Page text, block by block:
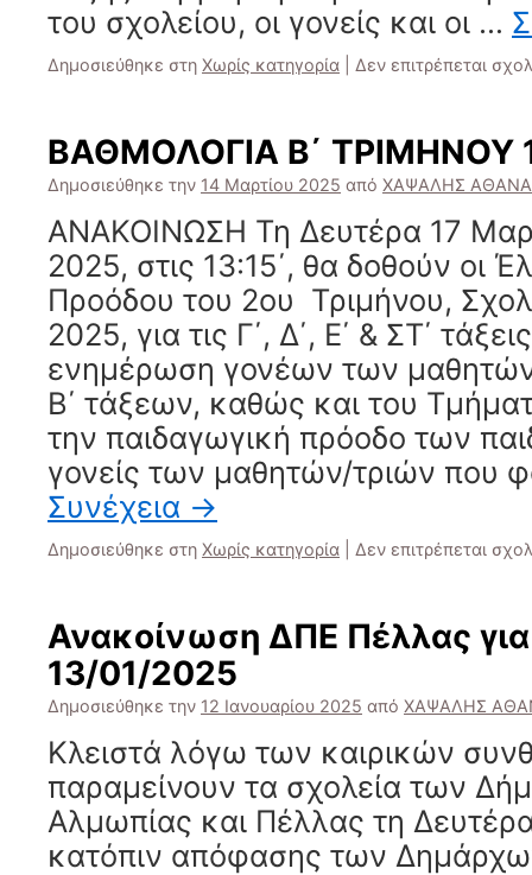
του σχολείου, οι γονείς και οι …
Δημοσιεύθηκε στη Χωρίς κατηγορία Δεν επιτρέπεται
ΒΑΘΜΟΛΟΓΙΑ Β΄ ΤΡΙΜΗΝΟΥ
Δημοσιεύθηκε την 14 Μαρτίου 2025 από ΧΑΨΑΛΗΣ
ΑΝΑΚΟΙΝΩΣΗ Τη Δευτέρα 17
2025, στις 13:15΄, θα δοθούν οι
Προόδου του 2ου Τριμήνου,
2025, για τις Γ΄, Δ΄, Ε΄ & ΣΤ΄
ενημέρωση γονέων των
Β΄ τάξεων, καθώς και του
την παιδαγωγική πρόοδο των
γονείς των μαθητών/τριών που
Συνέχεια →
Δημοσιεύθηκε στη Χωρίς κατηγορία Δεν επιτρέπεται
Ανακοίνωση ΔΠΕ Πέλλας
13/01/2025
Δημοσιεύθηκε την 12 Ιανουαρίου 2025 από ΧΑΨΑΛΗΣ
Κλειστά λόγω των καιρικών
παραμείνουν τα σχολεία των
Αλμωπίας και Πέλλας τη
κατόπιν απόφασης των